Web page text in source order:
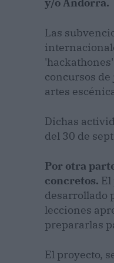
Las
concursos
artes
Dichas
del 30 de
Por otra
concretos. El
desarrollado
lecciones
prepararlas
El proyecto,